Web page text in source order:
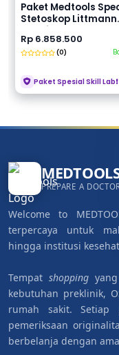
Paket Medtools
Stetoskop Littmann
Cardiology IV +...
Rp 6.858.500
(0)
Paket Spesial Skill
PREPARE A
Welcome to
terpercaya untuk
hingga institusi
Tempat shopping
kebutuhan preklinik,
rumah sakit. Setiap
pemeriksaan
berbelanja dengan